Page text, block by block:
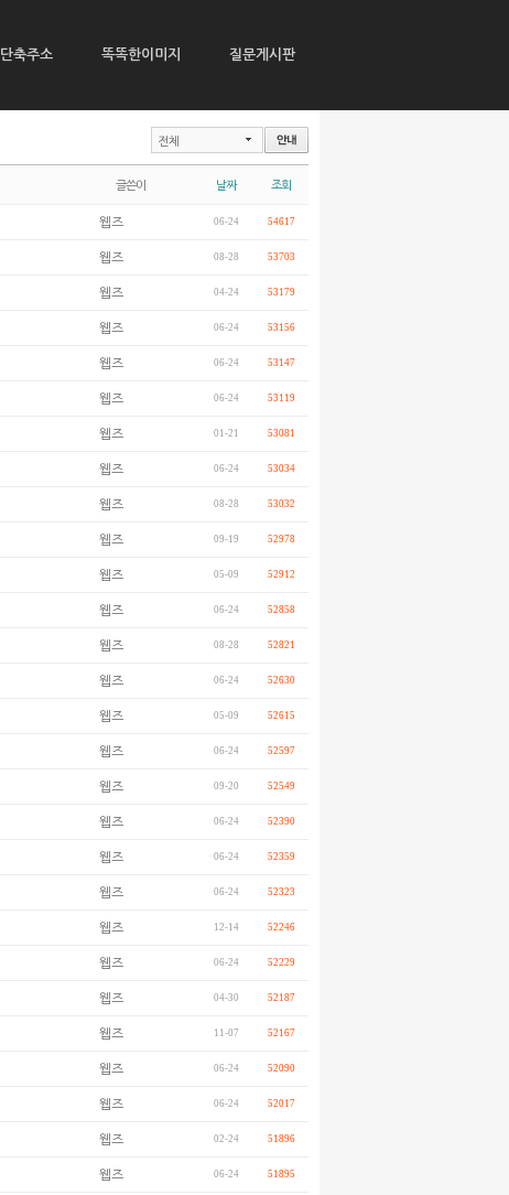
단축주소 똑똑한이미지 질문게시판
전체
글쓴이 날짜 조회
웹즈 06-24 54617
웹즈 08-28 53703
웹즈 04-24 53179
웹즈 06-24 53156
웹즈 06-24 53147
웹즈 06-24 53119
웹즈 01-21 53081
웹즈 06-24 53034
웹즈 08-28 53032
웹즈 09-19 52978
웹즈 05-09 52912
웹즈 06-24 52858
웹즈 08-28 52821
웹즈 06-24 52630
웹즈 05-09 52615
웹즈 06-24 52597
웹즈 09-20 52549
웹즈 06-24 52390
웹즈 06-24 52359
웹즈 06-24 52323
웹즈 12-14 52246
웹즈 06-24 52229
웹즈 04-30 52187
웹즈 11-07 52167
웹즈 06-24 52090
웹즈 06-24 52017
웹즈 02-24 51896
웹즈 06-24 51895